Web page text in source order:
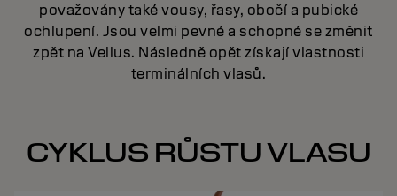
považovány také vousy, řasy, obočí a pubické
ochlupení. Jsou velmi pevné a schopné se změnit
zpět na Vellus. Následně opět získají vlastnosti
terminálních vlasů.
CYKLUS RŮSTU VLASU